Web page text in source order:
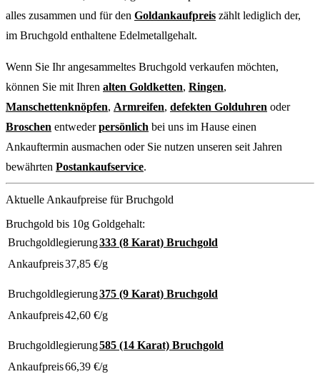
alles zusammen und für den Goldankaufpreis zählt lediglich der,
im Bruchgold enthaltene Edelmetallgehalt.
Wenn Sie Ihr angesammeltes Bruchgold verkaufen möchten,
können Sie mit Ihren alten Goldketten, Ringen,
Manschettenknöpfen, Armreifen, defekten Golduhren oder
Broschen entwederpersönlich bei uns im Hause einen
Ankauftermin ausmachen oder Sie nutzen unseren seit Jahren
bewährten Postankaufservice.
Aktuelle Ankaufpreise für Bruchgold
Bruchgold bis 10g Goldgehalt:
Bruchgoldlegierung333 (8 Karat) Bruchgold
Ankaufpreis37,85 €/g
Bruchgoldlegierung375 (9 Karat) Bruchgold
Ankaufpreis42,60 €/g
Bruchgoldlegierung585 (14 Karat) Bruchgold
Ankaufpreis66,39 €/g